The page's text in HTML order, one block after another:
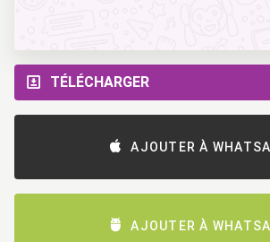
TÉLÉCHARGER
AJOUTER À
AJOUTER À